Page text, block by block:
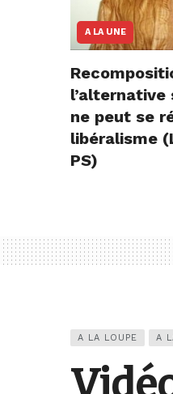
A LA UNE
l’alternative
ne peut se
libéralisme
PS)
A LA LOUPE A